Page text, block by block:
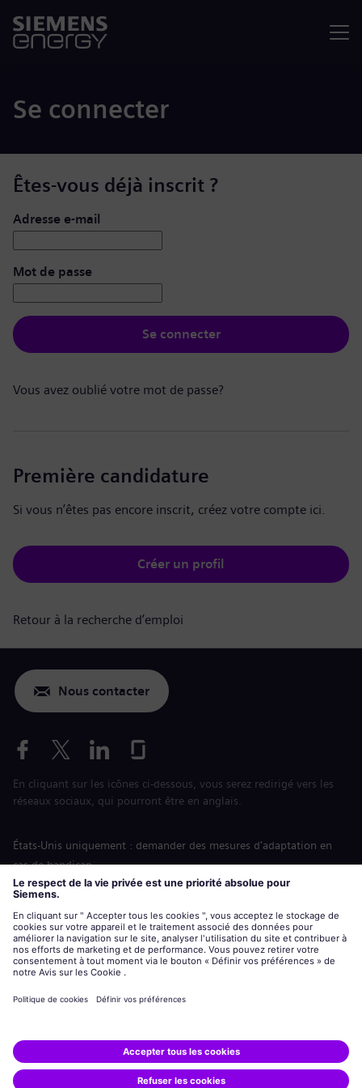
Se connecter
Êtes-vous déjà inscrit ?
Se connecter : nom d’utilisateur et mot de passe
Adresse e-mail
Mot de passe
Se connecter
Vous avez oublié votre mot de passe?
Première candidature
Si vous n’êtes pas encore inscrit, créez votre compte ici.
Créer un profil
Retour à la recherche d’emploi
Nous contacter
En cliquant sur les icônes ci-dessous, vous serez redirigé vers les
réseaux sociaux, qui pourront être en anglais.
États-Unis uniquement : demander des mesures d'adaptation en
cas de handicap
Labor Condition Application (Formulaire sur les conditions
siemens-energy.comSite Internet international
Informations sur l’entreprise
Avis de confidentialité
Siemens Energy est une marque déposée de Siemens AG.